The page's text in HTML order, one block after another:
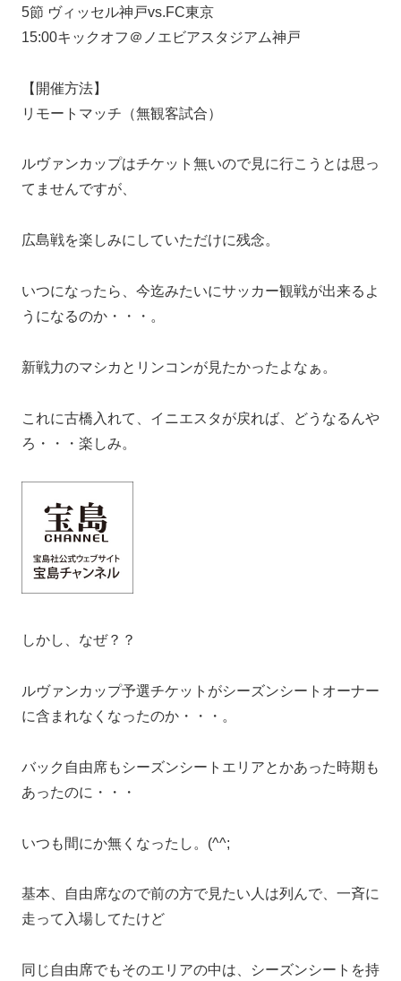
5節 ヴィッセル神戸vs.FC東京
15:00キックオフ＠ノエビアスタジアム神戸
【開催方法】
リモートマッチ（無観客試合）
ルヴァンカップはチケット無いので見に行こうとは思っ
てませんですが、
広島戦を楽しみにしていただけに残念。
いつになったら、今迄みたいにサッカー観戦が出来るよ
うになるのか・・・。
新戦力のマシカとリンコンが見たかったよなぁ。
これに古橋入れて、イニエスタが戻れば、どうなるんや
ろ・・・楽しみ。
しかし、なぜ？？
ルヴァンカップ予選チケットがシーズンシートオーナー
に含まれなくなったのか・・・。
バック自由席もシーズンシートエリアとかあった時期も
あったのに・・・
いつも間にか無くなったし。(^^;
基本、自由席なので前の方で見たい人は列んで、一斉に
走って入場してたけど
同じ自由席でもそのエリアの中は、シーズンシートを持